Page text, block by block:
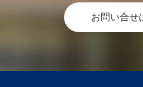
お問い合せ